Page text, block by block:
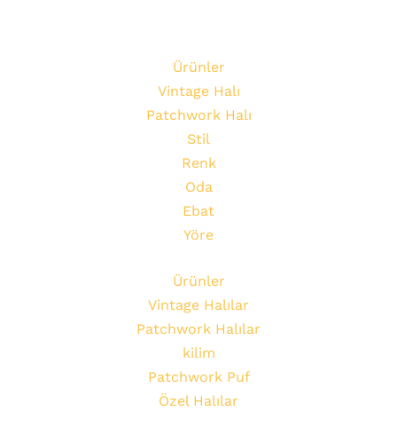
Ürünler
Vintage Halı
Patchwork Halı
Stil
Renk
Oda
Ebat
Yöre
Ürünler
Vintage Halılar
Patchwork Halılar
kilim
Patchwork Puf
Özel Halılar